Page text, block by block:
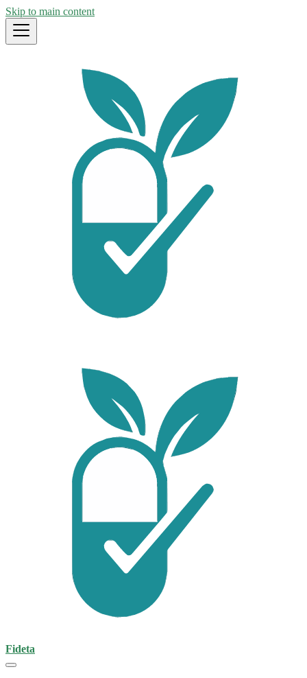
Skip to main content
Fideta